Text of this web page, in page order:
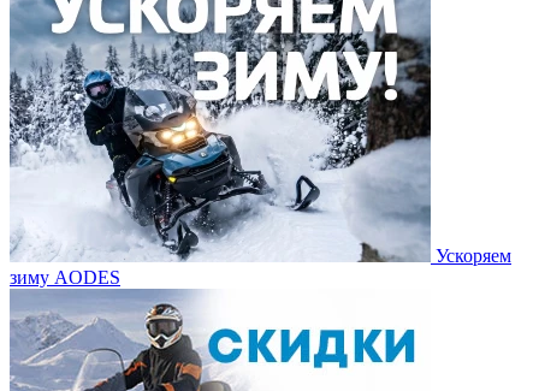
Ускоряем
зиму AODES